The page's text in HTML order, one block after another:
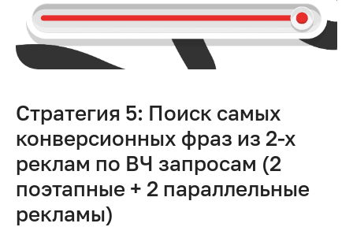
Стратегия 5: Поиск самых
конверсионных фраз из 2-х
реклам по ВЧ запросам (2
поэтапные + 2 параллельные
рекламы)